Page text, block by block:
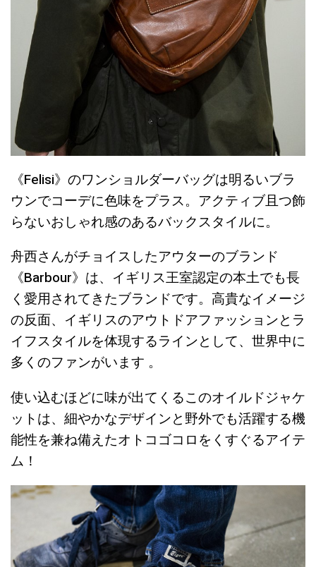
《Felisi》のワンショルダーバッグは明るいブラ
ウンでコーデに色味をプラス。アクティブ且つ飾
らないおしゃれ感のあるバックスタイルに。
舟西さんがチョイスしたアウターのブランド
《Barbour》は、イギリス王室認定の本土でも長
く愛用されてきたブランドです。高貴なイメージ
の反面、イギリスのアウトドアファッションとラ
イフスタイルを体現するラインとして、世界中に
多くのファンがいます 。
使い込むほどに味が出てくるこのオイルドジャケ
ットは、細やかなデザインと野外でも活躍する機
能性を兼ね備えたオトコゴコロをくすぐるアイテ
ム！